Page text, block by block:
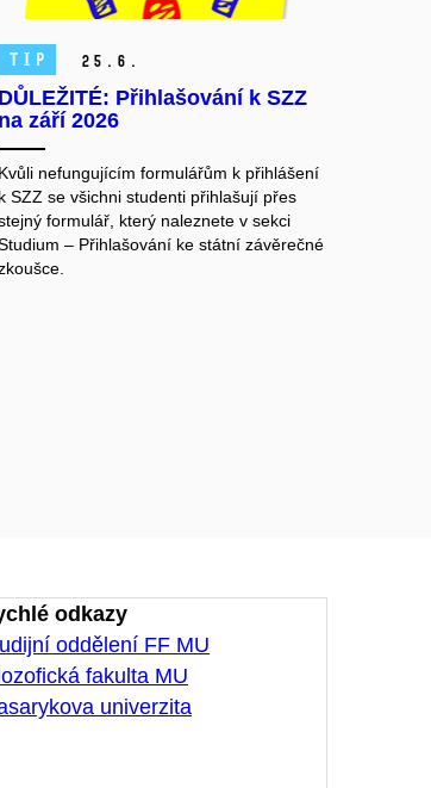
TIP 25. 6.
DŮLEŽITÉ: Přihlašování k SZZ
na září 2026
Kvůli nefungujícím formulářům k přihlášení
k SZZ se všichni studenti přihlašují přes
formulář, který naleznete v sekci
‒ Přihlašování ke státní závěrečné
odkazy
oddělení FF MU
fakulta MU
univerzita